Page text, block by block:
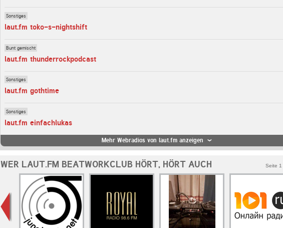
Sonstiges
laut.fm toko-s-nightshift
Bunt gemischt
laut.fm thunderrockpodcast
Sonstiges
laut.fm gothtime
Sonstiges
laut.fm einfachlukas
Mehr Webradios von laut.fm anzeigen
WER LAUT.FM BEATWORKCLUB HÖRT, HÖRT AUCH Seite 1